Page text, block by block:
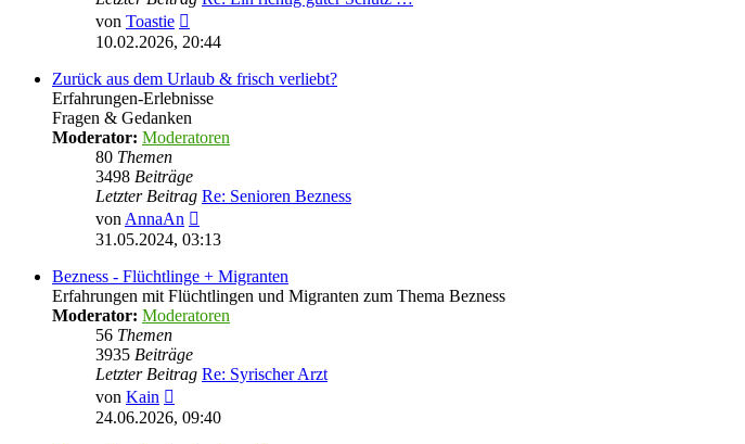
von Toastie
Beitrag
10.02.2026, 20:44
Zurück aus dem Urlaub & frisch verliebt?
Erfahrungen-Erlebnisse
Fragen & Gedanken
Moderator: Moderatoren
80 Themen
3498 Beiträge
Letzter Beitrag Re: Senioren Bezness
von AnnaAn
Beitrag
31.05.2024, 03:13
Bezness - Flüchtlinge + Migranten
Erfahrungen mit Flüchtlingen und Migranten zum Thema Bezness
Moderator: Moderatoren
56 Themen
3935 Beiträge
Letzter Beitrag Re: Syrischer Arzt
von Kain
Beitrag
24.06.2026, 09:40